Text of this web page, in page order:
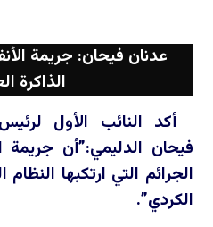
عدنان فيحان: جريمة
الذاكرة
أكد النائب الأول
فيحان الدليمي:”أن
الجرائم التي ارتكبها
الكردي”.